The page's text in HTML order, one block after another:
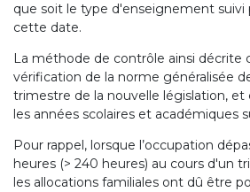
que soit le type d'enseignement suivi
cette date.
La méthode de contrôle ainsi décrite
vérification de la norme généralisée
trimestre de la nouvelle législation, et
les années scolaires et académiques
Pour rappel, lorsque l’occupation
heures (> 240 heures) au cours d'un
les allocations familiales ont dû être